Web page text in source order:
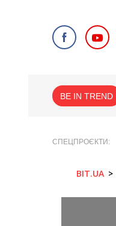
BE IN TREND
СПЕЦПРОЄКТИ
BIT.UA